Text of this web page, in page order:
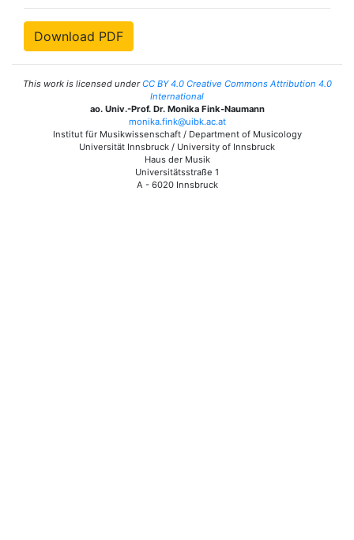
Download PDF
This work is licensed underCC BY 4.0 Creative Commons Attribution 4.0
International
ao. Univ.-Prof. Dr. Monika Fink-Naumann
monika.fink@uibk.ac.at
Institut für Musikwissenschaft / Department of Musicology
Universität Innsbruck / University of Innsbruck
Haus der Musik
Universitätsstraße 1
A - 6020 Innsbruck